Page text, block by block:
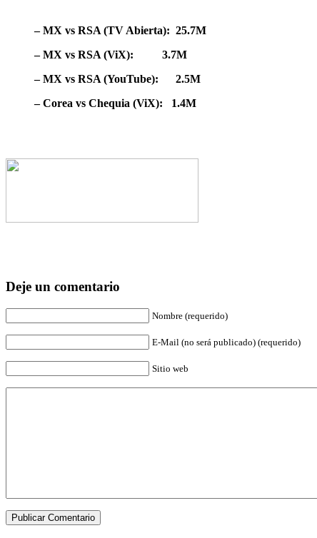
– MX vs RSA (TV Abierta): 25.7M
– MX vs RSA (ViX): 3.7M
– MX vs RSA (YouTube): 2.5M
– Corea vs Chequia (ViX): 1.4M
Deje un comentario
Nombre (requerido)
E-Mail (no será publicado) (requerido)
Sitio web